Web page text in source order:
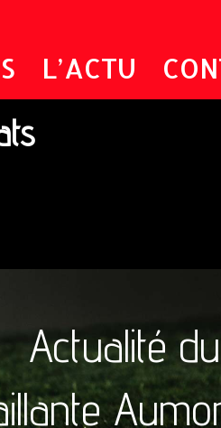
L’ACTU
Actualité